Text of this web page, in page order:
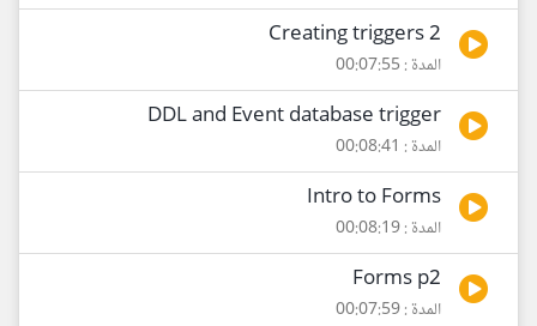
Creating triggers 2
المدة : 00:07:55
DDL and Event database trigger
المدة : 00:08:41
Intro to Forms
المدة : 00:08:19
Forms p2
المدة : 00:07:59